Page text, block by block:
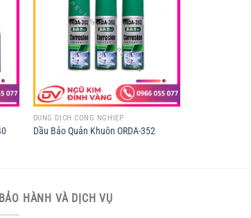
DUNG DỊCH CÔNG NGHIỆP
Dầu Bảo Quản Khuôn ORDA-352
BẢO HÀNH VÀ DỊCH VỤ